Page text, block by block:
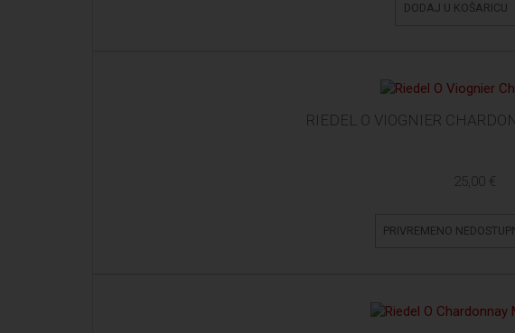
DODAJ U KOŠARICU
RIEDEL O VIOGNIER
25,00 €
PRIVREMENO